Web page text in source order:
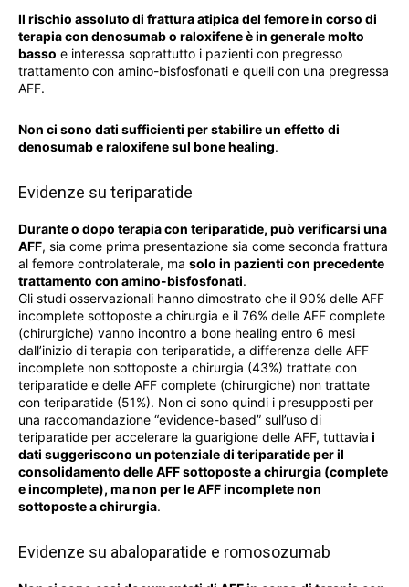
Il rischio assoluto di frattura atipica del femore in corso di
terapia con denosumab o raloxifene è in generale molto
basso e interessa soprattutto i pazienti con pregresso
trattamento con amino-bisfosfonati e quelli con una pregressa
AFF.
Non ci sono dati sufficienti per stabilire un effetto di
denosumab e raloxifene sul bone healing.
Evidenze su teriparatide
Durante o dopo terapia con teriparatide, può verificarsi una
AFF, sia come prima presentazione sia come seconda frattura
al femore controlaterale, ma solo in pazienti con precedente
trattamento con amino-bisfosfonati.
Gli studi osservazionali hanno dimostrato che il 90% delle AFF
incomplete sottoposte a chirurgia e il 76% delle AFF complete
(chirurgiche) vanno incontro a bone healing entro 6 mesi
dall’inizio di terapia con teriparatide, a differenza delle AFF
incomplete non sottoposte a chirurgia (43%) trattate con
teriparatide e delle AFF complete (chirurgiche) non trattate
con teriparatide (51%). Non ci sono quindi i presupposti per
una raccomandazione “evidence-based” sull’uso di
teriparatide per accelerare la guarigione delle AFF, tuttavia i
dati suggeriscono un potenziale di teriparatide per il
consolidamento delle AFF sottoposte a chirurgia (complete
e incomplete), ma non per le AFF incomplete non
sottoposte a chirurgia.
Evidenze su abaloparatide e romosozumab